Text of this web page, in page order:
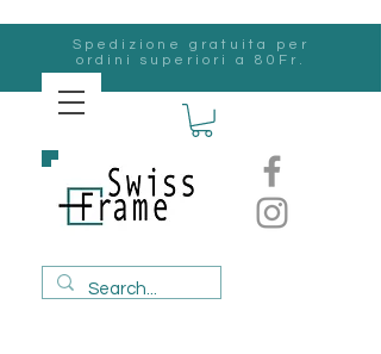
Spedizione gratuita per
ordini superiori a 80Fr.
svizzero
Frame